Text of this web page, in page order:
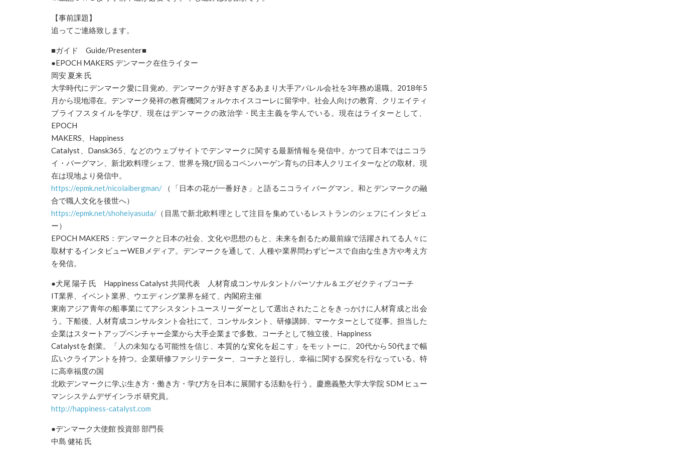
【事前課題】
追ってご連絡致します。
■ガイド Guide/Presenter■
●EPOCH MAKERS デンマーク在住ライター
岡安 夏来 氏
大学時代に デンマーク愛に目覚め、 デンマーク が好きすぎるあまり 大手アパレル会社を3年務め退職。2018年5
月から現地滞在。 デンマーク発祥の教育機関フォルケホイスコーレに留学中。社会人 向けの教育、クリエイティ
ブライフスタイルを学び、現在はデンマークの政治学・民主主義を学んでいる。現在はライターとして、
EPOCH
MAKERS、Happiness
Catalyst、Dansk365、などのウェブサイトでデンマークに関する最新情報を発信中。かつて日本ではニコラ
イ・ バーグマン、新北欧料理シェフ、世界を飛び回るコペンハーゲン育ちの日本人クリエイターなどの取材。現
在は現地より発信中。
https://epmk.net/nicolaibergman/ （「日本の花が一番好き」と語るニコライ バーグマン。和と デンマークの融
合で職人文化を後世へ）
https://epmk.net/shoheiyasuda/ （目黒で新北欧料理として注目を集めているレストランのシェフに インタビュ
ー）
EPOCH MAKERS： デンマーク と日本の社会、文化や思想のもと、未来を創るため最前線で活躍されてる人々に
取材するインタビューWEBメディア。 デンマーク を通して、人種や業界問わずピースで自由な生き方や考え方
を発信。
●犬尾 陽子 氏 Happiness Catalyst 共同代表 人材育成コンサルタント/パーソナル＆エグゼクティブコーチ
IT業界、イベント業界、ウエディング業界を経て、内閣府主催
東南アジア青年の船事業にてアシスタントユースリーダーとして選出されたことをきっかけに人材育成と出会
う。下船後、人材育成コ ンサルタント会社にて、コンサルタント、研修講師、マーケターと して従事。担当した
企業はスタートアップベンチャー企業から大手企業まで多数。コーチとして独立後、Happiness
Catalystを創業。「人の未知なる可能性を信じ、本質的な変化を起こす」をモットーに、20代から50代まで幅
広いクライアントを持つ。企業研修ファシリテーター、コーチと並行し、幸福に関する探究を行なっている。特
に高幸福度の国
北欧デンマークに学ぶ生き方・働き方・学び方を日本に展開する活動を行う。慶應義塾大学大学院 SDM ヒュー
マンシステムデザインラボ 研究員。
http://happiness-catalyst.com
●デンマーク大使館 投資部 部門長
中島 健祐 氏